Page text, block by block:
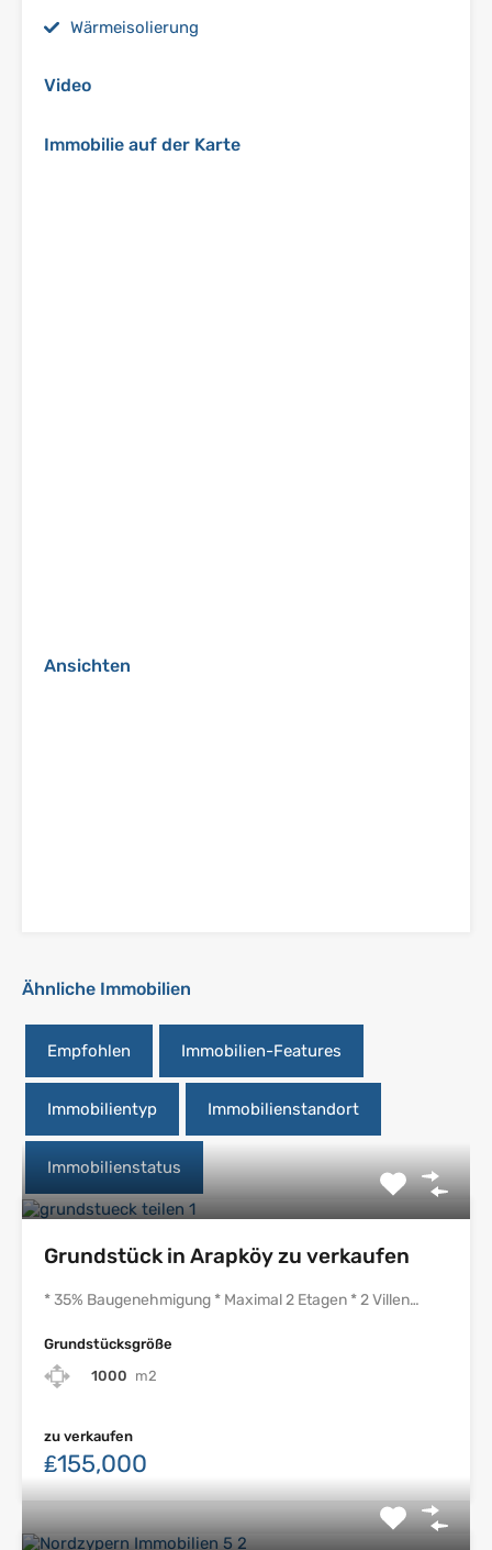
Wärmeisolierung
Video
Immobilie auf der Karte
Ansichten
Ähnliche Immobilien
Empfohlen Immobilien-Features
Immobilientyp Immobilienstandort
Immobilienstatus
Grundstück in Arapköy zu verkaufen
* 35% Baugenehmigung * Maximal 2 Etagen * 2 Villen…
Grundstücksgröße
1000 m2
zu verkaufen
₤155,000